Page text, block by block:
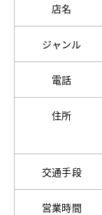
店名
ジャンル
電話
住所
交通手段
営業時間